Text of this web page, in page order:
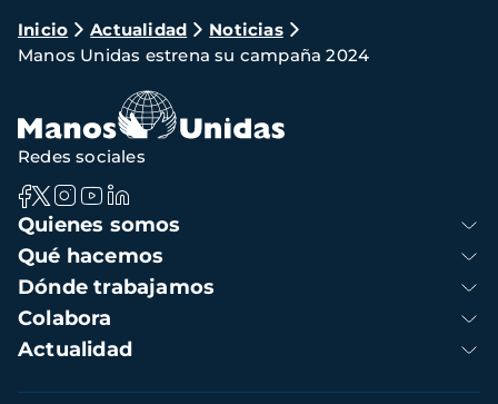
Ruta
de
navegación
Inicio Actualidad
Noticias
Manos Unidas estrena su campaña 2024
Navegación
principal
Quienes somos
Qué hacemos
Dónde trabajamos
Colabora
Actualidad
Redes sociales